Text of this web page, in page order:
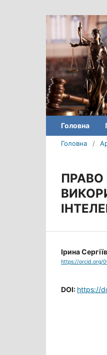
Головна
Головна /
ПРАВО
Ірина
https://orcid.org/
DOI: https://